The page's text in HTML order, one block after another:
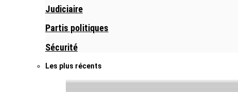
Judiciaire
Partis politiques
Sécurité
Les plus récents